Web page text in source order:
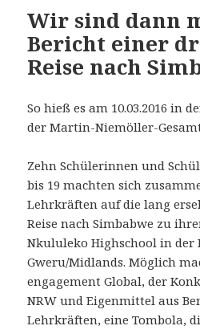
Wir sind dann
Bericht einer
Reise nach
So hieß es am 10.03.2016 in
der Martin-Niemöller-
Zehn Schülerinnen und
bis 19 machten sich
Lehrkräften auf die lang
Reise nach Simbabwe zu
Nkululeko Highschool in der
Gweru/Midlands. Möglich
engagement Global, der
NRW und Eigenmittel aus
Lehrkräften, eine Tombola,